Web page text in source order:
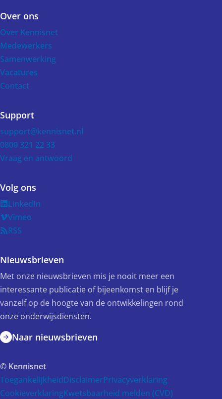
Over ons
Over Kennisnet
Medewerkers
Samenwerking
Vacatures
Contact
Support
support@kennisnet.nl
0800 321 22 33
Vraag en antwoord
Volg ons
LinkedIn
Vimeo
RSS
Nieuwsbrieven
Met onze nieuwsbrieven mis je nooit meer een
interessante publicatie of bijeenkomst en blijf je
vanzelf op de hoogte van de ontwikkelingen rond
onze onderwijsdiensten.
Naar nieuwsbrieven
© Kennisnet
ToegankelijkheidDisclaimerPrivacyverklaring
CookieverklaringKwetsbaarheid melden (CVD)